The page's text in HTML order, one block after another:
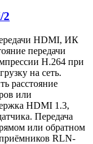
2
HDMI, ИК
передачи
Н.264 при
на сеть.
расстояние
или
HDMI 1.3,
Передача
или обратном
RLN-